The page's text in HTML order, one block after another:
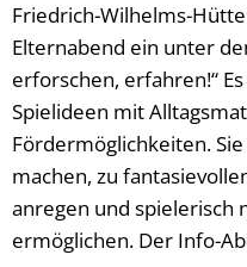
Friedrich-Wilhelms-
Elternabend ein unter
erforschen, erfahren!“
Spielideen mit
Fördermöglichkeiten.
machen, zu
anregen und spielerisch
ermöglichen. Der Info-